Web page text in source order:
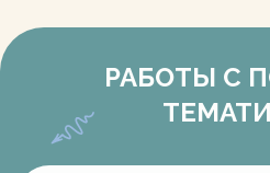
РАБОТЫ С